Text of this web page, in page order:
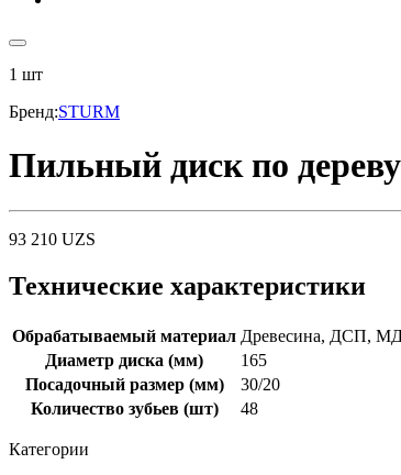
1 шт
Бренд:STURM
Пильный диск по
93 210 UZS
Технические характеристики
Обрабатываемый материал Древесина, ДСП,
Диаметр диска (мм)
165
Посадочный размер (мм)
30/20
Количество зубьев (шт)
48
Категории